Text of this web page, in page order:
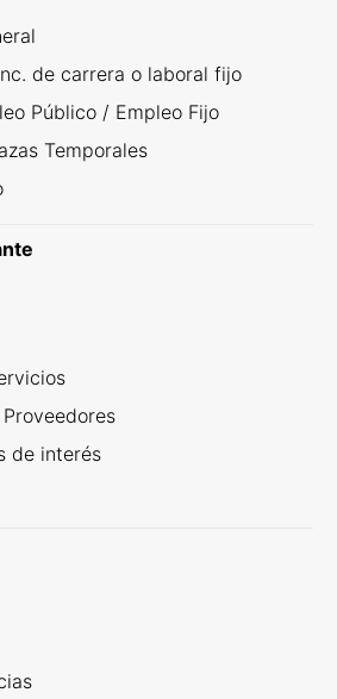
de carrera o laboral fijo
Público / Empleo Fijo
Temporales
de interés